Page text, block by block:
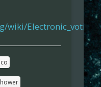
Electronic_voting